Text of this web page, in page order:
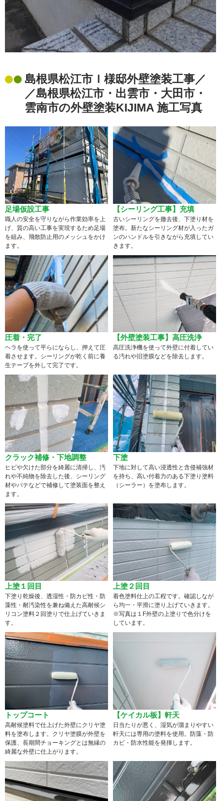
島根県松江市Ｉ様邸外壁塗装工事／
／島根県松江市・出雲市・大田市・
雲南市の外壁塗装KIJIMA 施工写真
足場仮設工事
職人の安全を守りながら作業効率を上
げ、質の高い工事を実現するため足場
を組み、飛散防止用のメッシュをかけ
ます。
【シーリング工事】充填
古いシーリングを撤去後、下塗り材を
塗布。新たなシーリング材が入ったガ
ンのハンドルを引きながら充填してい
きます。
圧着・完了
ヘラを使って平らにならし、押えて圧
着させます。シーリングが乾く前に養
生テープを外して完了です。
【外壁塗装工事】高圧洗浄
高圧洗浄機を使って外壁に付着してい
る汚れや旧塗膜などを除去します。
クラック補修・下地調整
ヒビや欠けた部分を綺麗に清掃し、汚
れや不純物を除去した後、シーリング
材やパテなどで補修して塗装面を整え
ます。
下塗
下地に対して高い浸透性と含侵補強材
を持ち、高い付着力のある下塗り塗料
（シーラー）を塗布します。
上塗１回目
下塗り乾燥後、透湿性・防カビ性・防
藻性・耐汚染性を兼ね備えた高耐候シ
リコン塗料２回塗りで仕上げていきま
す。
上塗２回目
着色塗料仕上の工程です。確認しなが
ら均一・平滑に塗り上げていきます。
※写真は１F外壁の上塗りで色分けを
しています。
トップコート
高耐候塗料で仕上げた外壁にクリヤ塗
料を塗布します。クリヤ塗膜が外壁を
保護、長期間チョーキングとは無縁の
綺麗な外壁に仕上がります。
【ケイカル板】軒天
日当たりが悪く、湿気が溜まりやすい
軒天には専用の塗料を使用。防藻・防
カビ・防水性能を発揮します。